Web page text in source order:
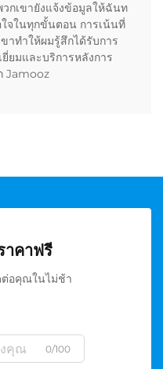
กเขายังแจ้งข้อมูลให้ฉันท
จในทุกขั้นตอน การเน้นที่
าทำให้ผมรู้สึกได้รับการ
ยมและบริการหลังการ
Jamooz
าคาฟรี
ต่อคุณในไม่ช้า
0/100